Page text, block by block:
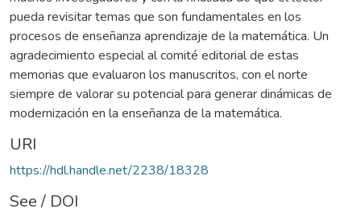
pueda revisitar temas que son fundamentales en los
procesos de enseñanza aprendizaje de la matemática. Un
agradecimiento especial al comité editorial de estas
memorias que evaluaron los manuscritos, con el norte
siempre de valorar su potencial para generar dinámicas de
modernización en la enseñanza de la matemática.
URI
https://hdl.handle.net/2238/18328
See / DOI